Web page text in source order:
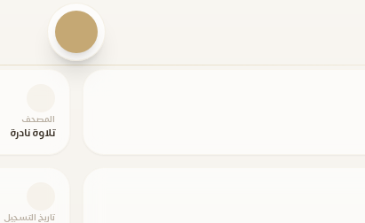
المصحف
تلاوة نادرة
تاريخ التسجيل